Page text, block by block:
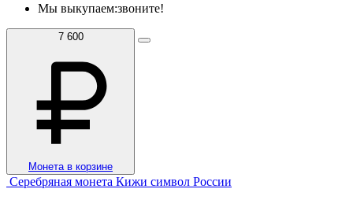
Мы выкупаем:звоните!
7 600
Монета в корзине
Серебряная монета Кижи символ России